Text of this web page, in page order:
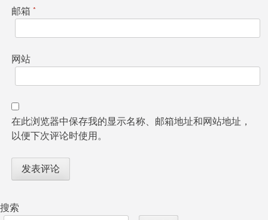
邮箱 *
网站
在此浏览器中保存我的显示名称、邮箱地址和网站地址，
以便下次评论时使用。
搜索